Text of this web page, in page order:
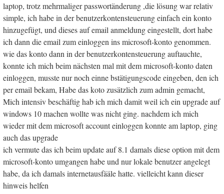
laptop, trotz mehrmaliger passwortänderung ,die lösung war relativ
simple, ich habe in der benutzerkontensteuerung einfach ein konto
hinzugefügt, und dieses auf email anmeldung eingestellt, dort habe
ich dann die email zum einloggen ins microsoft-konto genommen.
wie das konto dann in der benutzerkontensteuerung auftauchte,
konnte ich mich beim nächsten mal mit dem microsoft-konto daten
einloggen, musste nur noch einne bstätigungscode eingeben, den ich
per email bekam, Habe das koto zusätzlich zum admin gemacht,
Mich intensiv beschäftig hab ich mich damit weil ich ein upgrade auf
windows 10 machen wollte was nicht ging. nachdem ich mich
wieder mit dem microsoft account einloggen konnte am laptop, ging
auch das upgrade
ich vermute das ich beim update auf 8.1 damals diese option mit dem
microsoft-konto umgangen habe und nur lokale benutzer angelegt
habe, da ich damals internetausfääle hatte. vielleicht kann dieser
hinweis helfen